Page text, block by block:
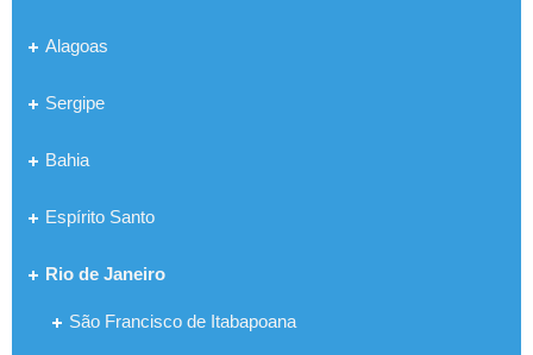
Alagoas
Sergipe
Bahia
Espírito Santo
Rio de Janeiro
São Francisco de Itabapoana